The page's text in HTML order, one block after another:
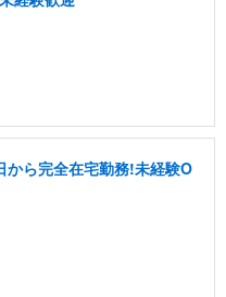
ら完全在宅勤務!未経験O